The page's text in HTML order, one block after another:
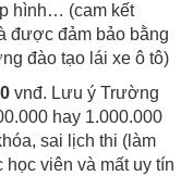
hình… (cam kết
được đảm bảo bằng
đào tạo lái xe ô tô)
vnđ. Lưu ý Trường
hay 1.000.000
sai lịch thi (làm
viên và mất uy tín